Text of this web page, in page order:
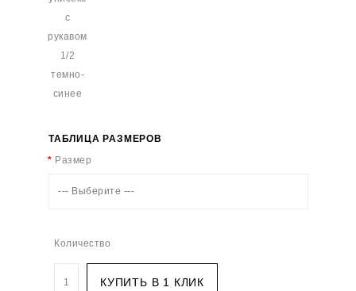
ТАБЛИЦА РАЗМЕРОВ
Размер
--- Выберите ---
Количество
КУПИТЬ В 1 КЛИК